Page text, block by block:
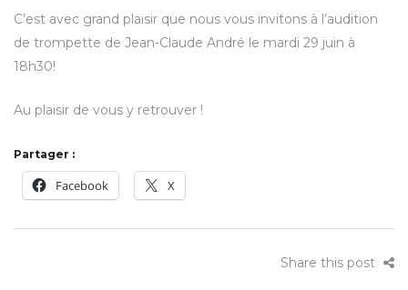
C’est avec grand plaisir que nous vous invitons à l’audition
de trompette de Jean-Claude André le mardi 29 juin à
18h30!
Au plaisir de vous y retrouver !
Partager :
Facebook X
Share this post